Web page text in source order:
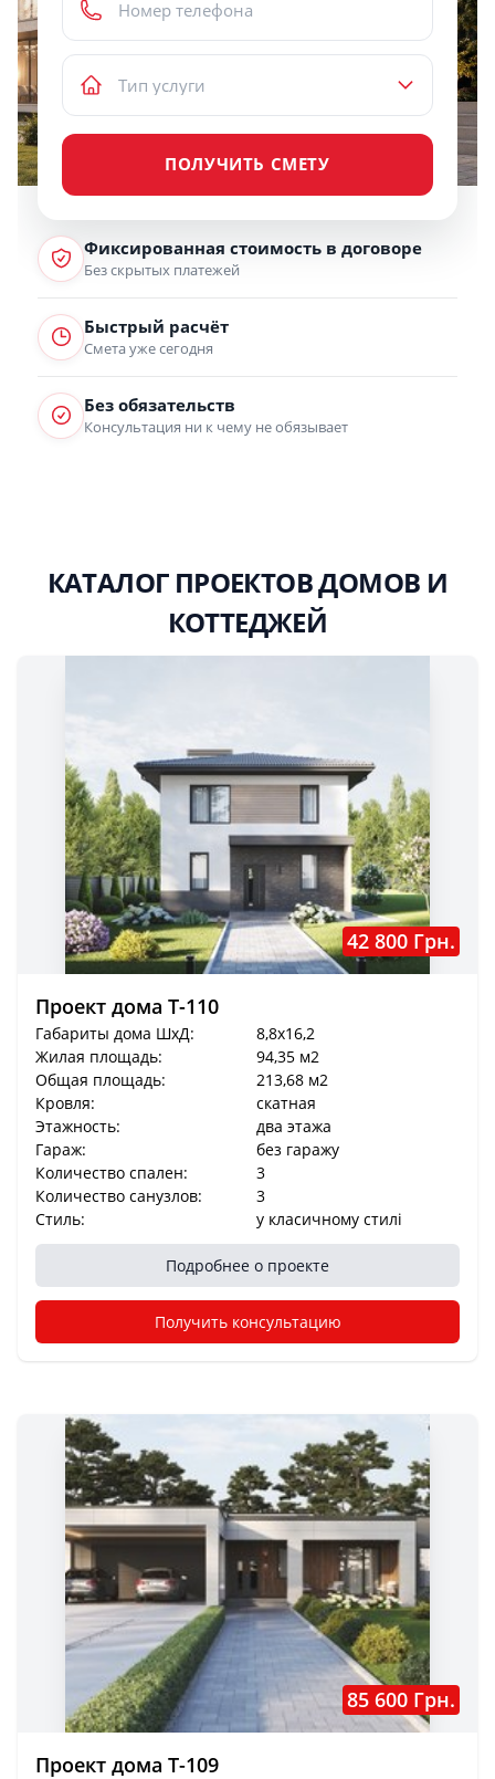
ПОЛУЧИТЬ СМЕТУ
Фиксированная стоимость в договоре
Без скрытых платежей
Быстрый расчёт
Смета уже сегодня
Без обязательств
Консультация ни к чему не обязывает
КАТАЛОГ ПРОЕКТОВ ДОМОВ И
КОТТЕДЖЕЙ
42 800 Грн.
Проект дома T-110
Габариты дома ШхД:
8,8x16,2
Жилая площадь:
94,35 м2
Общая площадь:
213,68 м2
Кровля:
скатная
Этажность:
два этажа
Гараж:
без гаражу
Количество спален:
3
Количество санузлов:
3
Стиль:
у класичному стилі
Подробнее о проекте
Получить консультацию
85 600 Грн.
Проект дома T-109